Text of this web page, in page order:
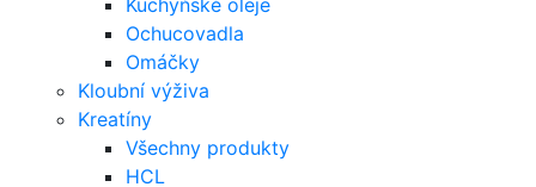
Kuchyňské oleje
Ochucovadla
Omáčky
Kloubní výživa
Kreatíny
Všechny produkty
HCL